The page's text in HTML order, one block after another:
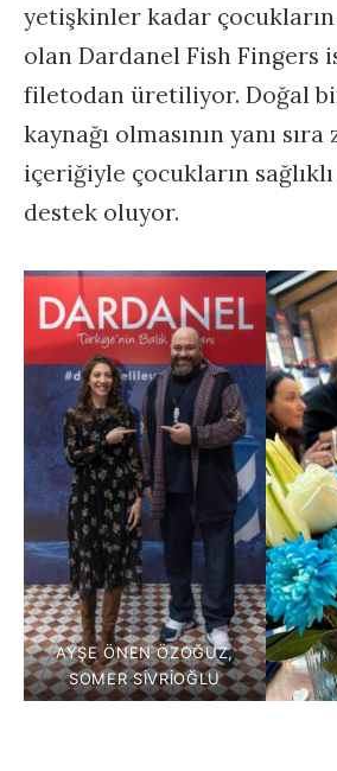
yetişkinler kadar
olan Dardanel Fish Fingers
filetodan üretiliyor. Doğal
kaynağı olmasının yanı
içeriğiyle çocukların
destek oluyor.
AYŞE ÖNEN ÖZOĞUZ,
SOMER SIVRIOĞLU